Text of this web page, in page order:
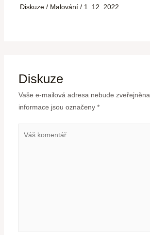
Diskuze / Malování / 1. 12. 2022
Diskuze
Vaše e-mailová adresa nebude zveřejněna.
informace jsou označeny *